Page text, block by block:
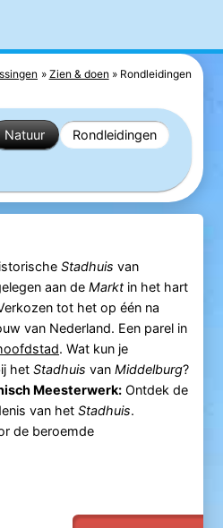
Zien & doen Rondleidingen
Natuur
Rondleidingen
Stadhuis van
aan de Marktin het hart
tot het op één na
van Nederland. Een parel in
. Wat kun je
het Stadhuis van Middelburg?
Meesterwerk:Ontdek de
van het Stadhuis.
de beroemde